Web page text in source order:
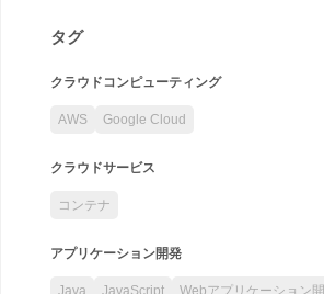
タグ
クラウドコンピューティング
AWS Google Cloud
クラウドサービス
コンテナ
アプリケーション開発
Java JavaScript
Webアプリケーション